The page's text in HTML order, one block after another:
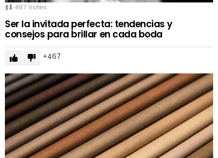
467 Votes
Ser la invitada perfecta: tendencias y
consejos para brillar en cada boda
467